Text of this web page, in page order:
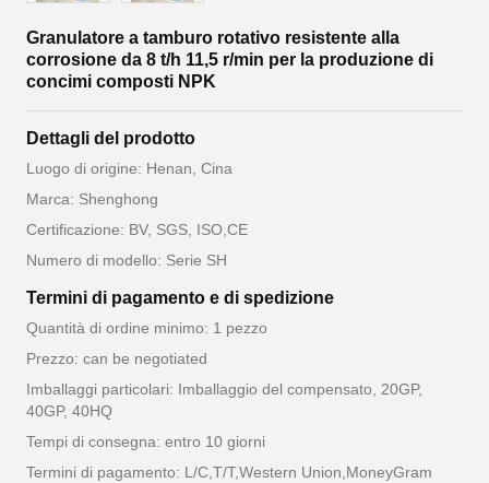
Granulatore a tamburo rotativo resistente alla
corrosione da 8 t/h 11,5 r/min per la produzione di
concimi composti NPK
Dettagli del prodotto
Luogo di origine: Henan, Cina
Marca: Shenghong
Certificazione: BV, SGS, ISO,CE
Numero di modello: Serie SH
Termini di pagamento e di spedizione
Quantità di ordine minimo: 1 pezzo
Prezzo: can be negotiated
Imballaggi particolari: Imballaggio del compensato, 20GP,
40GP, 40HQ
Tempi di consegna: entro 10 giorni
Termini di pagamento: L/C,T/T,Western Union,MoneyGram